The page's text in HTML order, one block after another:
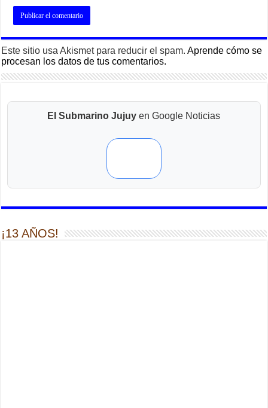
Este sitio usa Akismet para reducir el spam.Aprende cómo se
procesan los datos de tus comentarios.
El Submarino Jujuy en Google Noticias
¡13 AÑOS!